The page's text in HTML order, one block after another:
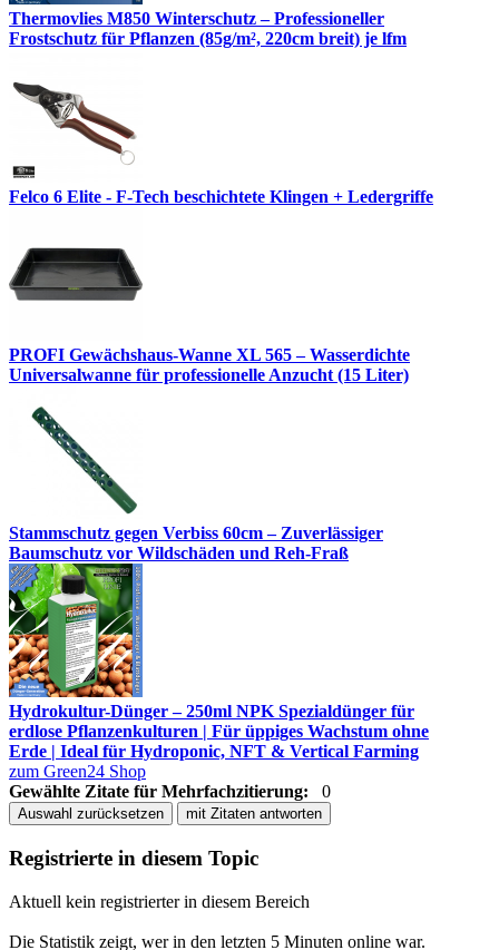
Thermovlies M850 Winterschutz – Professioneller
Frostschutz für Pflanzen (85g/m², 220cm breit) je lfm
Felco 6 Elite - F-Tech beschichtete Klingen + Ledergriffe
PROFI Gewächshaus-Wanne XL 565 – Wasserdichte
Universalwanne für professionelle Anzucht (15 Liter)
Stammschutz gegen Verbiss 60cm – Zuverlässiger
Baumschutz vor Wildschäden und Reh-Fraß
Hydrokultur-Dünger – 250ml NPK Spezialdünger für
erdlose Pflanzenkulturen | Für üppiges Wachstum ohne
Erde | Ideal für Hydroponic, NFT & Vertical Farming
zum Green24 Shop
Gewählte Zitate für Mehrfachzitierung:
0
Auswahl zurücksetzen mit Zitaten antworten
Registrierte in diesem Topic
Aktuell kein registrierter in diesem Bereich
Die Statistik zeigt, wer in den letzten 5 Minuten online war.